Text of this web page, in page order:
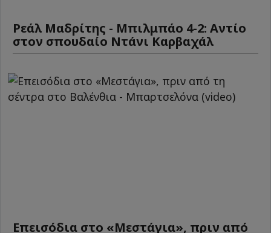
Ρεάλ Μαδρίτης - Μπιλμπάο 4-2: Αντίο
στον σπουδαίο Ντάνι Καρβαχάλ
Επεισόδια στο «Μεστάγια», πριν από